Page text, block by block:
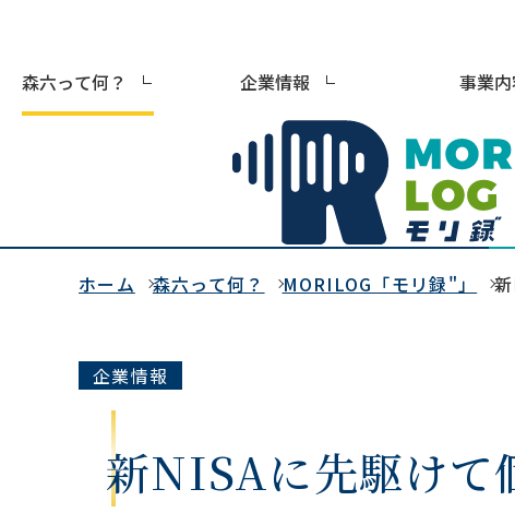
森六って何？ 企業情報 事業
ホーム 森六って何？ MORILOG「モリ録"」
企業情報
新NISAに先駆けて